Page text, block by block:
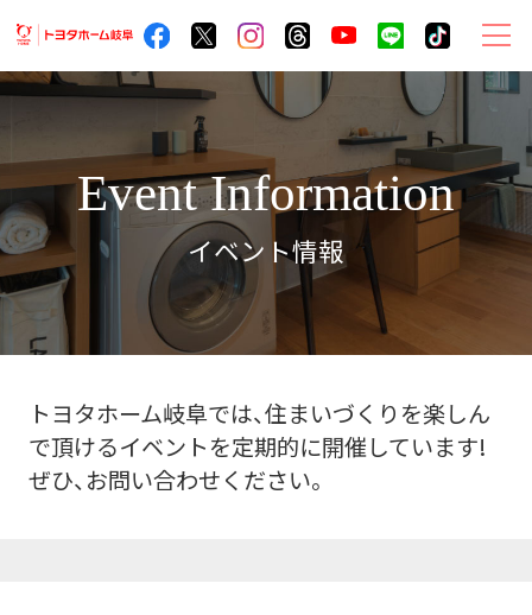
ト
ヨ
ホ
ー
ム
岐
イ
メ
Event Information
イベント情報
トヨタホーム岐阜では、住まいづくりを楽しん
で頂けるイベントを定期的に開催しています!
ぜひ、お問い合わせください。